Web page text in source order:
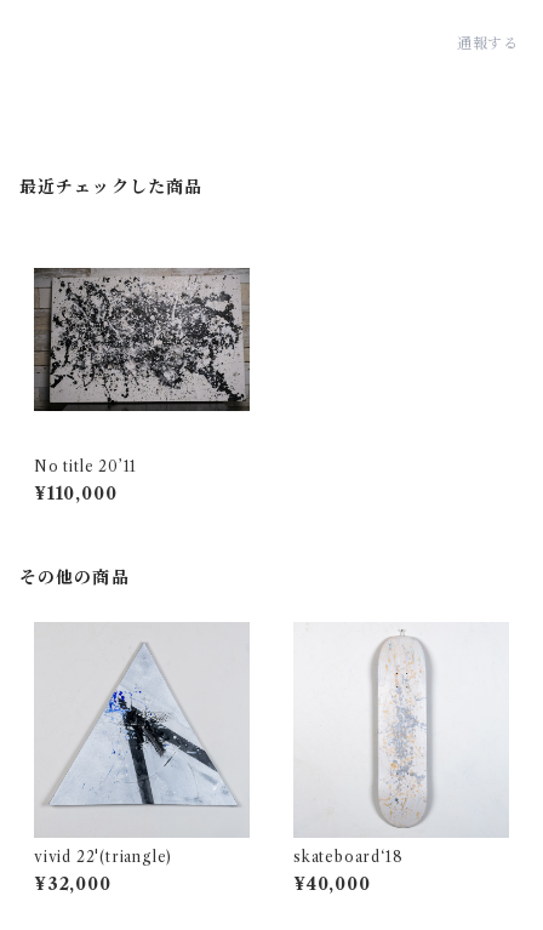
通報する
最近チェックした商品
No title 20’11
¥110,000
その他の商品
vivid 22'(triangle)
¥32,000
skateboard‘18
¥40,000